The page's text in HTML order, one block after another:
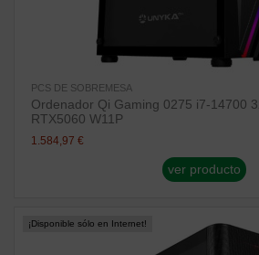
PCS DE SOBREMESA
Ordenador Qi Gaming 0275 i7-14700
RTX5060 W11P
1.584,97 €
ver producto
¡Disponible sólo en Internet!